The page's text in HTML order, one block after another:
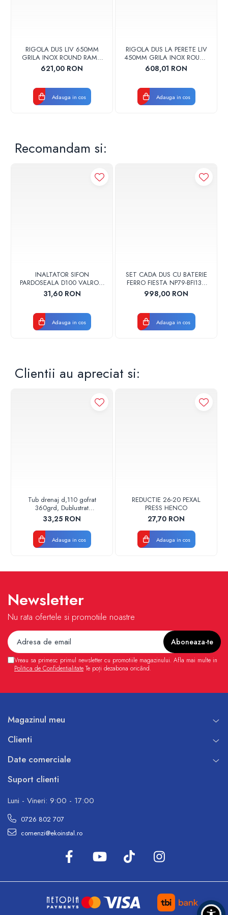
RIGOLA DUS LIV 650MM
GRILA INOX ROUND RAMA
INOX 674753
621,00 RON
Adauga in cos
RIGOLA DUS LA PERETE LIV
450MM GRILA INOX ROUND
RAMA INOX 674777
608,01 RON
Adauga in cos
Recomandam si:
INALTATOR SIFON
PARDOSEALA D100 VALROM
17001900004
31,60 RON
Adauga in cos
SET CADA DUS CU BATERIE
FERRO FIESTA NP79-BFI13U
CROM
998,00 RON
Adauga in cos
Clientii au apreciat si:
Tub drenaj d,110 gofrat
360grd, Dublustrat
verde/negru 110152 Drainkit
33,25 RON
Adauga in cos
REDUCTIE 26-20 PEXAL
PRESS HENCO
27,70 RON
Adauga in cos
Newsletter
Nu rata ofertele si promotiile noastre
Vreau sa primesc primul newsletter cu promotiile magazinului. Afla mai multe in
Politica de Confidentialitate Te poți dezabona oricând.
Magazinul meu
Clienti
Date comerciale
Suport clienti
Luni - Vineri: 9:00 - 17:00
0726 802 707
comenzi@ekoinstal.ro